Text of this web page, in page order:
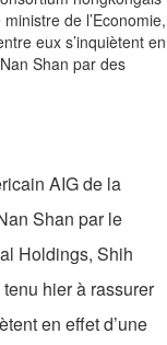
AIG de la
Shan par le
Holdings, Shih
hier à rassurer
en effet d’une